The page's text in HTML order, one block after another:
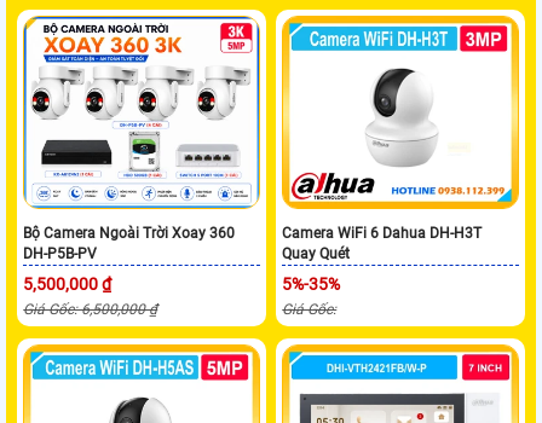
Bộ Camera Ngoài Trời Xoay 360
DH-P5B-PV
5,500,000 ₫
Giá Gốc: 6,500,000 ₫
Camera WiFi 6 Dahua DH-H3T
Quay Quét
5%-35%
Giá Gốc: